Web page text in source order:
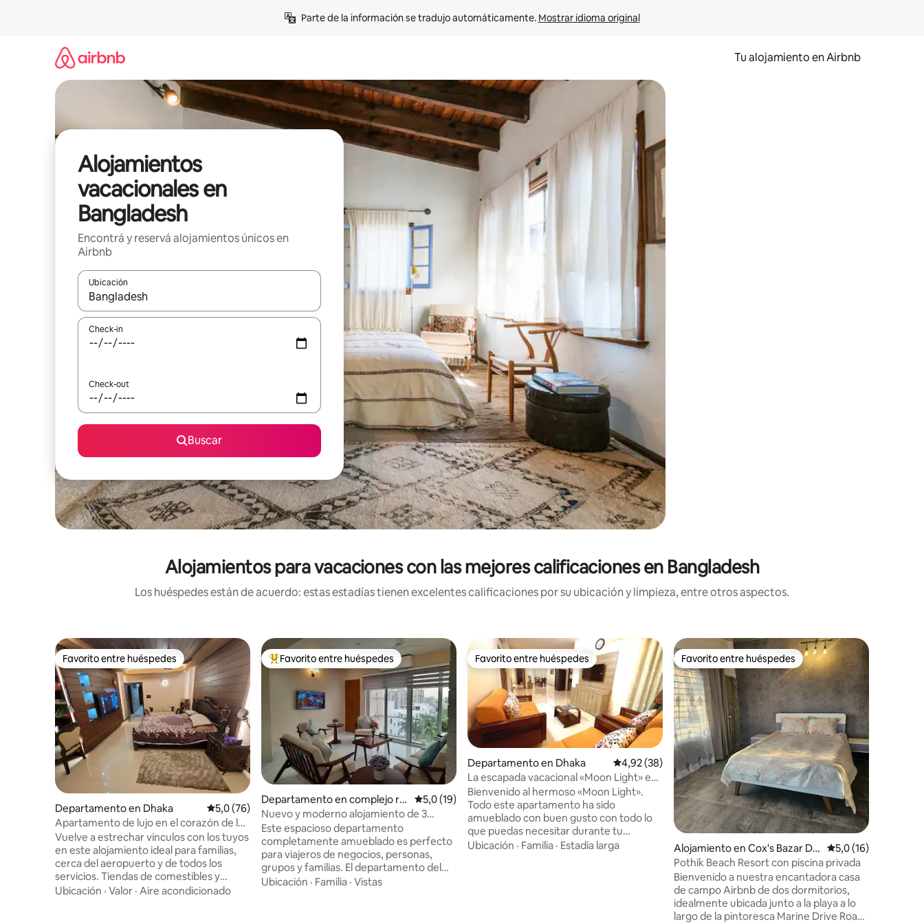
Parte de la información se tradujo automáticamente. Mostrar idioma original
Tu alojamiento en Airbnb
Alojamientos
vacacionales en
Bangladesh
Encontrá y reservá alojamientos únicos en
Airbnb
Ubicación
Cuando los resultados estén disponibles, navegá con las teclas de flecha hacia arriba y hacia abajo o explorá deslizando el dedo.
Check-in
Check-out
Buscar
Alojamientos para vacaciones con las mejores calificaciones en Bangladesh
Los huéspedes están de acuerdo: estas estadías tienen excelentes calificaciones por su ubicación y limpieza, entre otros aspectos.
Favorito entre huéspedes
Favorito entre huéspedes
Departamento en Dhaka Calificación promedio: 5,0 de 5. 76 evaluaciones
5,0 (76)
Apartamento de lujo en el corazón de la
ciudad
Vuelve a estrechar vínculos con los tuyos
en este alojamiento ideal para familias,
cerca del aeropuerto y de todos los
servicios. Tiendas de comestibles y
cadenas de alimentos están a pocos
Ubicación · Valor · Aire acondicionado
Favorito entre los huéspedes más destacados
Favorito entre huéspedes
Departamento en complejo re
sidencial en Gulasana Thana
Calificación promedio: 5,0 de 5. 19 evaluaciones
5,0 (19)
Nuevo y moderno alojamiento de 3
habitaciones en el corazón de
Banani/Gulshan
Este espacioso departamento
completamente amueblado es perfecto
para viajeros de negocios, personas,
grupos y familias. El departamento del
séptimo piso tiene 4 balcones, vistas
Ubicación · Familia · Vistas
Favorito entre huéspedes
Favorito entre huéspedes
Departamento en Dhaka Calificación promedio: 4,92 de 5. 38 evaluaciones
4,92 (38)
La escapada vacacional «Moon Light» en
Bashundhara
Bienvenido al hermoso «Moon Light».
Todo este apartamento ha sido
amueblado con buen gusto con todo lo
que puedas necesitar durante tu
estancia aquí. El apartamento tiene tres
Ubicación · Familia · Estadía larga
Favorito entre huéspedes
Favorito entre huéspedes
Alojamiento en Cox's Bazar Dis
trict
Calificación
5,0 (16)
Pothik Beach Resort con piscina privada
Bienvenido a nuestra encantadora casa
de campo Airbnb de dos dormitorios,
idealmente ubicada junto a la playa a lo
largo de la pintoresca Marine Drive Road.